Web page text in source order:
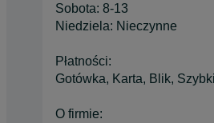
Sobota: 8-13
Niedziela: Nieczynne
Płatności:
Gotówka, Karta, Blik,
O firmie: